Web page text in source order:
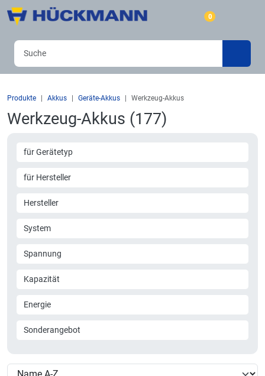
0
Produkte Akkus Geräte-Akkus Werkzeug-Akkus
Werkzeug-Akkus (177)
für Gerätetyp
für Hersteller
Hersteller
System
Spannung
Kapazität
Energie
Sonderangebot